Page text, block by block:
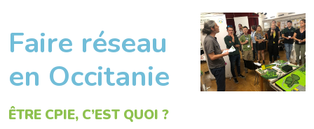
Faire réseau
en Occitanie
ÊTRE CPIE, C’EST QUOI ?